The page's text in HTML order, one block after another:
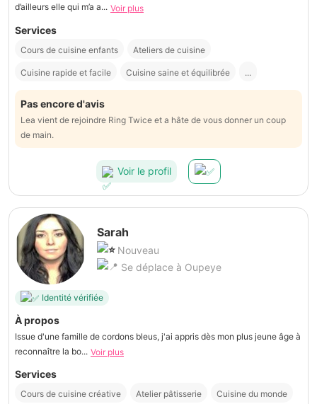
d’ailleurs elle qui m’a a... Voir plus
Services
Cours de cuisine enfants Ateliers de cuisine
Cuisine rapide et facile Cuisine saine et équilibrée ...
Pas encore d'avis
Lea vient de rejoindre Ring Twice et a hâte de vous donner un coup
de main.
Voir le profil
Sarah
Nouveau
Se déplace à Oupeye
Identité vérifiée
À propos
Issue d'une famille de cordons bleus, j'ai appris dès mon plus jeune âge à
reconnaître la bo... Voir plus
Services
Cours de cuisine créative Atelier pâtisserie Cuisine du monde